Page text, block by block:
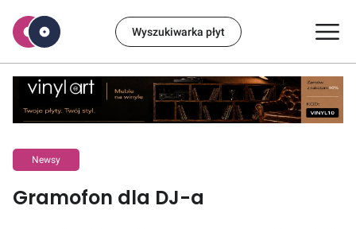
Wyszukiwarka płyt
Newsy
Gramofon dla DJ-a